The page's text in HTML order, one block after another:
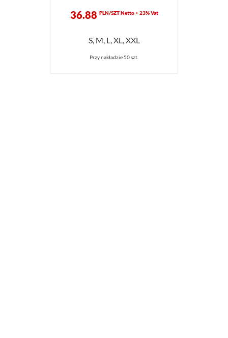
36.88 PLN/SZT Netto + 23% Vat
S, M, L, XL, XXL
Przy nakładzie 50 szt.